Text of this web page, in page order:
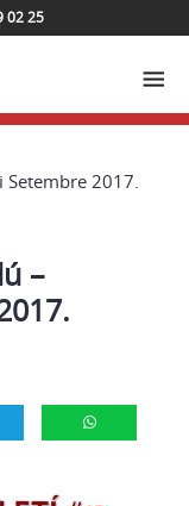
02 25
Setembre 2017.
–